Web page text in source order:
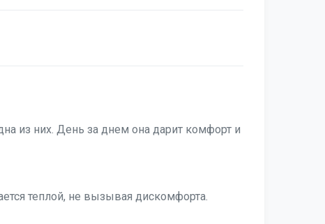
из них. День за днем она дарит комфорт и
теплой, не вызывая дискомфорта.